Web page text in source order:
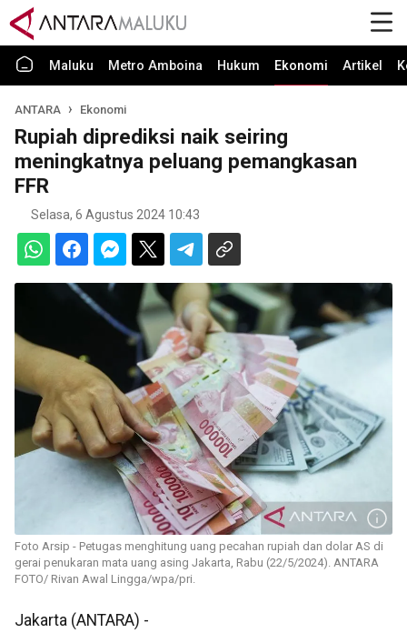
Maluku Metro Amboina Hukum Ekonomi Artikel
ANTARA Ekonomi
Rupiah diprediksi naik seiring
meningkatnya peluang pemangkasan
FFR
Selasa, 6 Agustus 2024 10:43
Foto Arsip - Petugas menghitung uang pecahan rupiah dan dolar AS di
gerai penukaran mata uang asing Jakarta, Rabu (22/5/2024). ANTARA
FOTO/ Rivan Awal Lingga/wpa/pri.
Jakarta (ANTARA) -